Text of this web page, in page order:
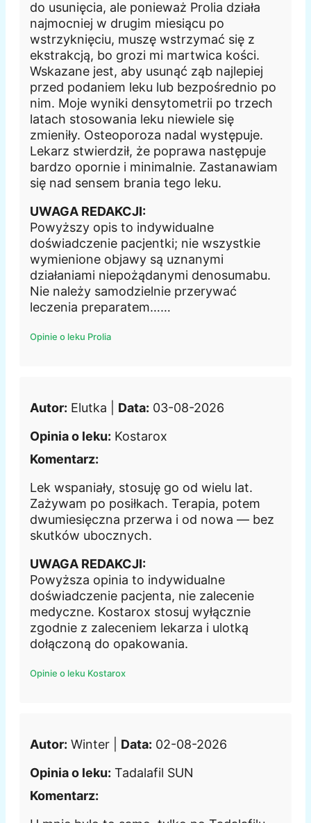
do usunięcia, ale ponieważ Prolia działa
najmocniej w drugim miesiącu po
wstrzyknięciu, muszę wstrzymać się z
ekstrakcją, bo grozi mi martwica kości.
Wskazane jest, aby usunąć ząb najlepiej
przed podaniem leku lub bezpośrednio po
nim. Moje wyniki densytometrii po trzech
latach stosowania leku niewiele się
zmieniły. Osteoporoza nadal występuje.
Lekarz stwierdził, że poprawa następuje
bardzo opornie i minimalnie. Zastanawiam
się nad sensem brania tego leku.
UWAGA REDAKCJI:
Powyższy opis to indywidualne
doświadczenie pacjentki; nie wszystkie
wymienione objawy są uznanymi
działaniami niepożądanymi denosumabu.
Nie należy samodzielnie przerywać
leczenia preparatem……
Opinie o leku Prolia
Autor: Elutka | Data: 03-08-2026
Opinia o leku: Kostarox
Komentarz:
Lek wspaniały, stosuję go od wielu lat.
Zażywam po posiłkach. Terapia, potem
dwumiesięczna przerwa i od nowa — bez
skutków ubocznych.
UWAGA REDAKCJI:
Powyższa opinia to indywidualne
doświadczenie pacjenta, nie zalecenie
medyczne. Kostarox stosuj wyłącznie
zgodnie z zaleceniem lekarza i ulotką
dołączoną do opakowania.
Opinie o leku Kostarox
Autor: Winter | Data: 02-08-2026
Opinia o leku: Tadalafil SUN
Komentarz: